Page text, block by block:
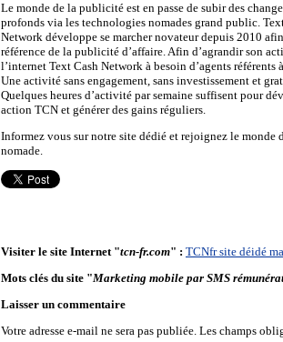
Le monde de la publicité est en passe de subir des
profonds via les technologies nomades grand public.
Network développe se marcher novateur depuis 2010
référence de la publicité d’affaire. Afin d’agrandir son
l’internet Text Cash Network à besoin d’agents référents
Une activité sans engagement, sans investissement et
Quelques heures d’activité par semaine suffisent pour
action TCN et générer des gains réguliers.
Informez vous sur notre site dédié et rejoignez le monde
nomade.
Visiter le site Internet "tcn-fr.com" : TCNfr site déidé
Mots clés du site "Marketing mobile par SMS
Laisser un commentaire
Votre adresse e-mail ne sera pas publiée. Les champs